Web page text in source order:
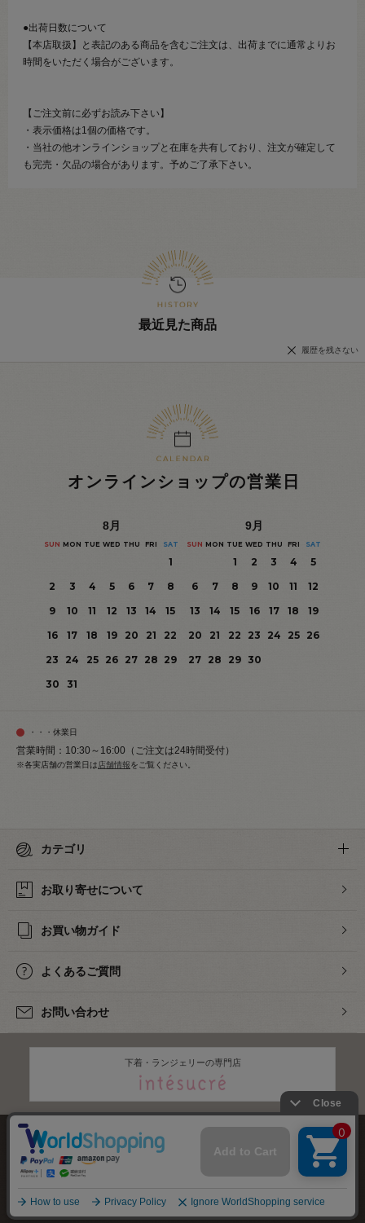
●出荷日数について
【本店取扱】と表記のある商品を含むご注文は、出荷までに通常よりお
時間をいただく場合がございます。
【ご注文前に必ずお読み下さい】
・表示価格は1個の価格です。
・当社の他オンラインショップと在庫を共有しており、注文が確定して
も完売・欠品の場合があります。予めご了承下さい。
最近見た商品
履歴を残さない
オンラインショップの営業日
8月
SUN MON TUE WED THU FRI SAT
1
2
3 4 5 6 7
8
9
10 11 12 13 14
15
16
17 18 19 20 21
22
23
24 25 26 27 28 29
30
31
9月
SUN MON TUE WED THU FRI SAT
1 2 3 4
5
6
7 8 9 10 11
12
13
14 15 16 17 18
19
20
21 22 23 24 25
26
27 28 29 30
・・・休業日
営業時間：10:30～16:00（ご注文は24時間受付）
※各実店舗の営業日は 店舗情報をご覧ください。
カテゴリ
お取り寄せについて
お買い物ガイド
よくあるご質問
お問い合わせ
下着・ランジェリーの専門店
株式会社オカダヤ
特定商取引法に基づく表記 プライバシーポリシー サイトマップ
2012-2026OKADAYA CO.,LTD.